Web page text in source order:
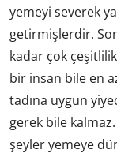
yemeyi severek
getirmişlerdir.
kadar çok
bir insan bile en
tadına uygun
gerek bile
şeyler yemeye